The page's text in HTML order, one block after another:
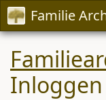
Familie
Inloggen